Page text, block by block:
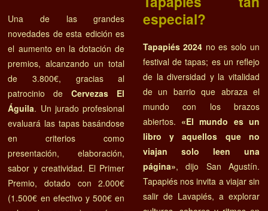
Una de las grandes
novedades de esta edición es
el aumento en la dotación de
premios, alcanzando un total
de 3.800€, gracias al
patrocinio deCervezas El
Águila. Un jurado profesional
evaluará las tapas basándose
en criterios como
presentación, elaboración,
sabor y creatividad. El Primer
Premio, dotado con 2.000€
(1.500€ en efectivo y 500€ en
especial?
Tapapiés 2024no es solo un
festival de tapas; es un reflejo
de la diversidad y la vitalidad
de un barrio que abraza el
mundo con los brazos
abiertos. «El mundo es un
libro y aquellos que no
viajan solo leen una
página», dijo San Agustín.
Tapapiés nos invita a viajar sin
salir de Lavapiés, a explorar